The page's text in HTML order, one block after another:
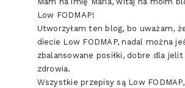
Low FODMAP!
Utworzyłam ten blog, bo uważam,
diecie Low FODMAP, nadal można
zbalansowane posiłki, dobre dla jelit
zdrowia.
Wszystkie przepisy są Low